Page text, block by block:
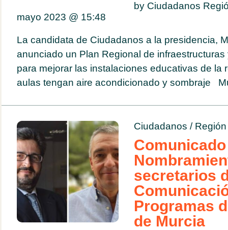
by Ciudadanos
mayo 2023 @ 15:48
La candidata de Ciudadanos a la presidencia,
anunciado un Plan Regional de
para mejorar las instalaciones educativas de la
aulas tengan aire acondicionado y sombraje
Ciudadanos /
secretarios
Programas
de Murcia